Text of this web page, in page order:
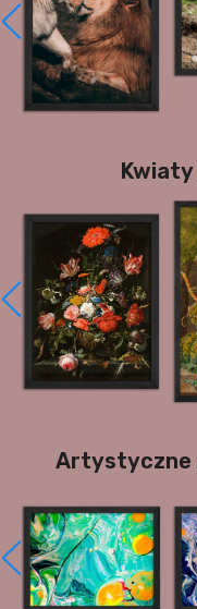
Artystyczne